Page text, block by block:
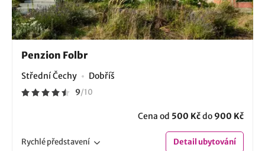
Penzion Folbr
Střední Čechy Dobříš
9/10
Cena od 500 Kčdo 900 Kč
Rychlépředstavení Detailubytování